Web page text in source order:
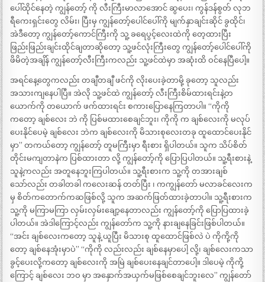
ပေါ်ထိုင်နေတဲ့ ကျွန်တော့် ကို လီးကြီးမာလာအောင် ဆွပေး၊ ကွန်ဒန်စွတ် လုဘ
ရီကေးရှင်းတွေ လိမ်း၊ ပြီးမှ ကျွန်တော့်ပေါင်ပေါ်ကို မျက်နှာချင်းဆိုင် ခွထိုင်၊
အဲဒီတော့ ကျွန်တော့်ကောင်ကြီးကို သူ့ ခရေပွင့်လေးထဲကို တေ့ထားပြီး
ဖြည်းဖြည်းချင်းထိုင်ချတာဆိုတော့ သူ့ဖင်လုံးကြီးတွေ ကျွန်တော့်ပေါင်ပေါ်ကို
ဖိမိတဲ့အချိန် ကျွန်တော့်လီးကြီးကလည်း သူ့ဖင်ထဲမှာ အဆုံးထိ ဝင်နေပြီပေါ့။
အရင်နေ့တွေကလည်း တချီတချီ ဖင်ကို လိုးပေးခဲ့တာမို့ ခုတော့ သူလည်း
အသားကျနေပါပြီ။ အဲလို သူ့ဖင်ထဲ ကျွန်တော့် လီးကြီးစိမ်ထားရင်းနဲ့တ
ယောက်ကို တယောက် ဖက်ထားရင်း စကားပြောနေကြတာပါ။ “ကိုကို
ကတော့ ချစ်လေး ဘဲ ကို ပြစ်မထားစေချင်ဘူး၊ ကိုကို က ချစ်လေးကို မလုပ်
ပေးနိုင်ပေမဲ့ ချစ်လေး ဘဲက ချစ်လေးကို မိသားစုလေးတခု ထူထောင်ပေးနိုင်
မှာ” တကယ်တော့ ကျွန်တော့် တူမကြီးမှာ ရီးစား ရှိပါတယ်။ သူက သိပ်စိတ်
တိုင်းမကျတာနဲက ပြစ်ထားတာ လို့ ကျွန်တော့်ကို ပြောပြပါတယ်။ သူ့ရီးစားနဲ့
သူနဲ့ကလည်း အတူနေဘူးကြပါတယ်။ သူ့ရီးစားက သူ့ကို တအားချစ်
သော်လည်း တခါတခါ ကလေးဆန် တတ်ပြီး ၊ ကကျွန်တော် မလာခင်လေးက
မှ စိတ်ကတောက်ကဆဖြစ်လို့ သူက အဆက်ဖြတ်ထားခဲ့တာပါ။ သူ့ရီးစားက
သူ့ကို မကြာမကြာ လှမ်းလှမ်းချော့နေတာလည်း ကျွန်တော့်ကို ပြောပြထားခဲ့
ပါတယ်။ အဲဒါကြောင့်လည်း ကျွန်တော်က သူ့ကို နားချနေခြင်းဖြစ်ပါတယ်။
“အင်း ချစ်လေးကတော့ သူနဲ့ ယူပြီး မိသားစု ထူထောင်ဖြစ်လဲ ပဲ ကိုကို့ကို
တော့ ချစ်နေအုံးမှာပဲ” “ကိုကို လည်းလည်း ချစ်နေမှာပေါ့ လို့၊ ချစ်လေးကသာ
ခွင့်ပေးလို့ကတော့ ချစ်လေးကို အမြဲ ချစ်ပေးနေချင်တာပေါ့။ ဒါပေမဲ့ ကိုကို့
ကြောင့် ချစ်လေး ဘဝ မှာ အနှောက်အယှက်မဖြစ်စေချင်ဘူးလေ” ကျွန်တော်